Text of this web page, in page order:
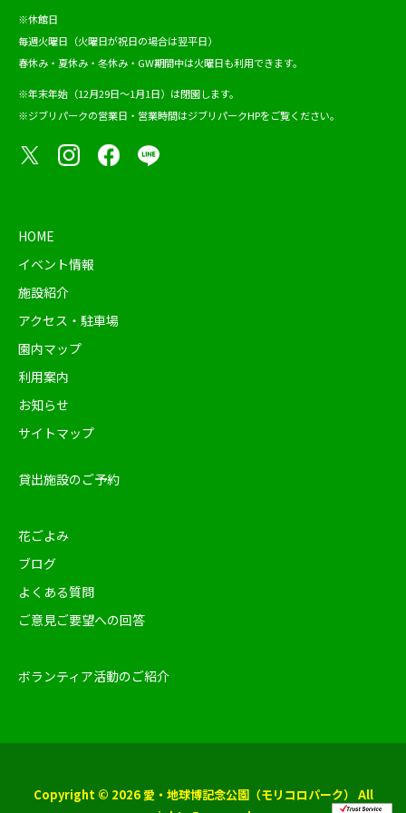
※休館日
毎週火曜日（火曜日が祝日の場合は翌平日）
春休み・夏休み・冬休み・GW期間中は火曜日も利用できます。
※年末年始（12月29日～1月1日）は閉園します。
※ジブリパークの営業日・営業時間はジブリパークHPをご覧ください。
HOME
イベント情報
施設紹介
アクセス・駐車場
園内マップ
利用案内
お知らせ
サイトマップ
貸出施設のご予約
花ごよみ
ブログ
よくある質問
ご意見ご要望への回答
ボランティア活動のご紹介
Copyright © 2026 愛・地球博記念公園（モリコロパーク） All